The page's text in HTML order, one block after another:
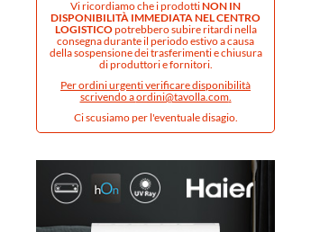
Vi ricordiamo che i prodottiNON IN
DISPONIBILITÀ IMMEDIATA NEL CENTRO
LOGISTICOpotrebbero subire ritardi nella
consegna durante il periodo estivo a causa
della sospensione dei trasferimenti e chiusura
di produttori e fornitori.
Per ordini urgenti verificare disponibilità
scrivendo aordini@tavolla.com.
Ci scusiamo per l'eventuale disagio.